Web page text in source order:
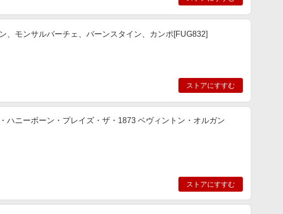
、モンサルバーチェ、バーンスタイン、カンポ[FUG832]
ストアにすすむ
ハニーボーン・プレイズ・ザ・1873 ベヴィントン・オルガン
ストアにすすむ